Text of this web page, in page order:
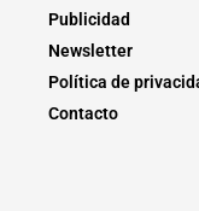
Publicidad
Newsletter
Política de
Contacto